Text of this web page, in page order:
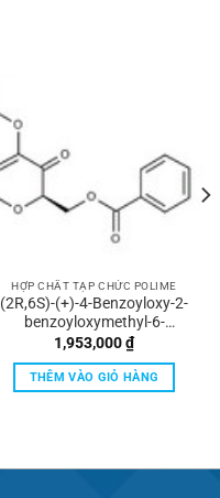
HỢP CHẤT TẠP CHỨC POLIME
(2R,6S)-(+)-4-Benzoyloxy-2-
benzoyloxymethyl-6-
methoxy- 2H-pyran-3(6H)-
one for synthesis 1g Merck
1,953,000₫
THÊM VÀO GIỎ HÀNG